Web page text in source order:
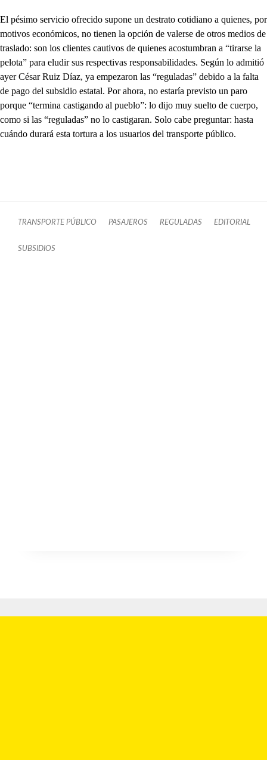
El pésimo servicio ofrecido supone un destrato cotidiano a quienes, por
motivos económicos, no tienen la opción de valerse de otros medios de
traslado: son los clientes cautivos de quienes acostumbran a “tirarse la
pelota” para eludir sus respectivas responsabilidades. Según lo admitió
ayer César Ruiz Díaz, ya empezaron las “reguladas” debido a la falta
de pago del subsidio estatal. Por ahora, no estaría previsto un paro
porque “termina castigando al pueblo”: lo dijo muy suelto de cuerpo,
como si las “reguladas” no lo castigaran. Solo cabe preguntar: hasta
cuándo durará esta tortura a los usuarios del transporte público.
TRANSPORTE PÚBLICO PASAJEROS REGULADAS EDITORIAL
SUBSIDIOS